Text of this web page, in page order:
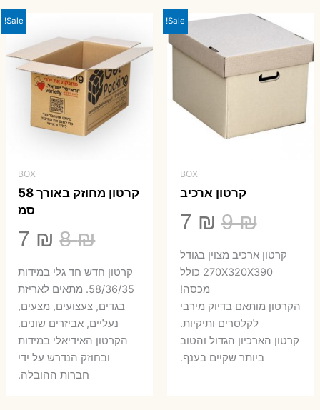
29 ₪.
23 ₪.
Sale!
BOX
קרטון ארכיב
9₪
המחיר
המקורי
היה:
9 ₪.
7 ₪
הנוכחי
הוא:
קרטון ארכיב מצוין בגודל
270X320X390 כולל
מכסה!
הקרטון מותאם בדיוק מירבי
לקלסרים ותיקיות.
קרטון הארכיון הגדול והטוב
ביותר שקיים בענף.
Sale!
BOX
קרטון מחוזק באורך 58
סמ
8₪
היה:
8 ₪.
7 ₪
7 ₪.
קרטון חדש חד גלי במידות
58/36/35. מתאים לאריזת
בגדים, צעצועים, מצעים,
נעליים, אביזרים שונים.
הקרטון האידיאלי במידות
ובחוזק הנדרש על ידי
חברות ההובלה.